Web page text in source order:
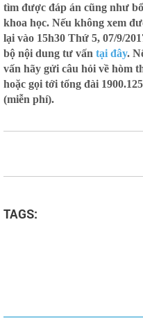
tìm được đáp án cũng như
khoa học. Nếu không xem
lại vào 15h30 Thứ 5, 07/9/
bộ nội dung tư vấn tại đây.
vấn hãy gửi câu hỏi về hòm
hoặc gọi tới tổng đài
(miễn phí).
TAGS: